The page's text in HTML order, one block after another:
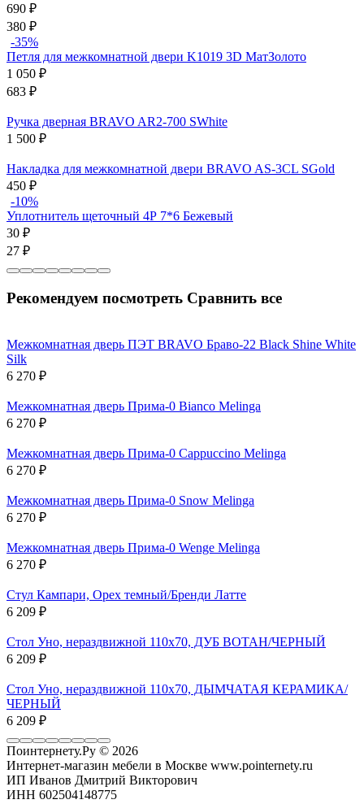
690 ₽
380 ₽
-35%
Петля для межкомнатной двери K1019 3D МатЗолото
1 050 ₽
683 ₽
Ручка дверная BRAVO AR2-700 SWhite
1 500 ₽
Накладка для межкомнатной двери BRAVO AS-3CL SGold
450 ₽
-10%
Уплотнитель щеточный 4Р 7*6 Бежевый
30 ₽
27 ₽
Рекомендуем посмотреть Сравнить все
Межкомнатная дверь ПЭТ BRAVO Браво-22 Black Shine White
Silk
6 270 ₽
Межкомнатная дверь Прима-0 Bianco Melinga
6 270 ₽
Межкомнатная дверь Прима-0 Cappuccino Melinga
6 270 ₽
Межкомнатная дверь Прима-0 Snow Melinga
6 270 ₽
Межкомнатная дверь Прима-0 Wenge Melinga
6 270 ₽
Стул Кампари, Орех темный/Бренди Латте
6 209 ₽
Стол Уно, нераздвижной 110х70, ДУБ ВОТАН/ЧЕРНЫЙ
6 209 ₽
Стол Уно, нераздвижной 110х70, ДЫМЧАТАЯ КЕРАМИКА/
ЧЕРНЫЙ
6 209 ₽
Поинтернету.Ру © 2026
Интернет-магазин мебели в Москве www.pointernety.ru
ИП Иванов Дмитрий Викторович
ИНН 602504148775